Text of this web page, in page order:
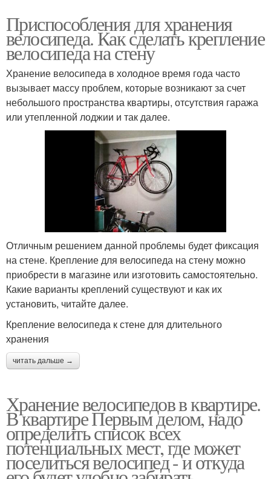
Приспособления для хранения
велосипеда. Как сделать крепление
велосипеда на стену
Хранение велосипеда в холодное время года часто
вызывает массу проблем, которые возникают за счет
небольшого пространства квартиры, отсутствия гаража
или утепленной лоджии и так далее.
Отличным решением данной проблемы будет фиксация
на стене. Крепление для велосипеда на стену можно
приобрести в магазине или изготовить самостоятельно.
Какие варианты креплений существуют и как их
установить, читайте далее.
Крепление велосипеда к стене для длительного
хранения
читать дальше →
Хранение велосипедов в квартире.
В квартире Первым делом, надо
определить список всех
потенциальных мест, где может
поселиться велосипед - и откуда